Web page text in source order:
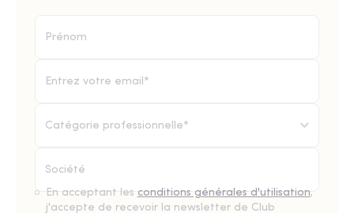
Catégorie professionnelle*
En acceptant les conditions générales d'utilisation,
j'accepte de recevoir la newsletter de Club